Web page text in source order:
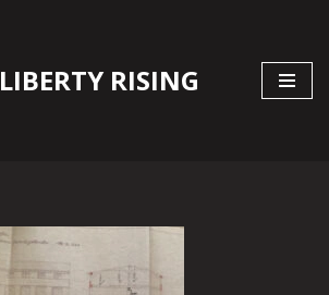
LIBERTY RISING